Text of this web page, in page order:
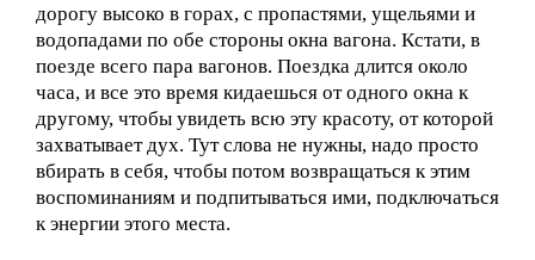
дорогу высоко в горах, с пропастями, ущельями и
водопадами по обе стороны окна вагона. Кстати, в
поезде всего пара вагонов. Поездка длится около
часа, и все это время кидаешься от одного окна к
другому, чтобы увидеть всю эту красоту, от которой
захватывает дух. Тут слова не нужны, надо просто
вбирать в себя, чтобы потом возвращаться к этим
воспоминаниям и подпитываться ими, подключаться
к энергии этого места.